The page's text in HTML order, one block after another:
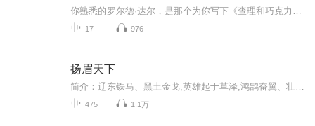
17 976
扬眉天下
475 1.1万